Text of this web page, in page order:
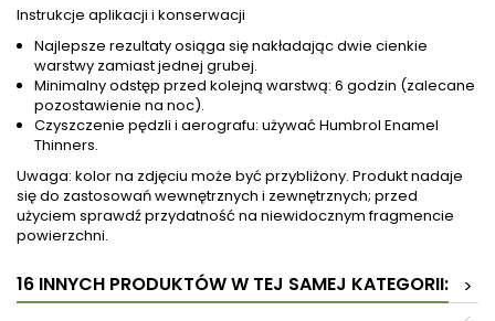
Instrukcje aplikacji i konserwacji
Najlepsze rezultaty osiąga się nakładając dwie cienkie
warstwy zamiast jednej grubej.
Minimalny odstęp przed kolejną warstwą: 6 godzin (zalecane
pozostawienie na noc).
Czyszczenie pędzli i aerografu: używać Humbrol Enamel
Thinners.
Uwaga: kolor na zdjęciu może być przybliżony. Produkt nadaje
się do zastosowań wewnętrznych i zewnętrznych; przed
użyciem sprawdź przydatność na niewidocznym fragmencie
powierzchni.
16 INNYCH PRODUKTÓW W TEJ SAMEJ KATEGORII:
>